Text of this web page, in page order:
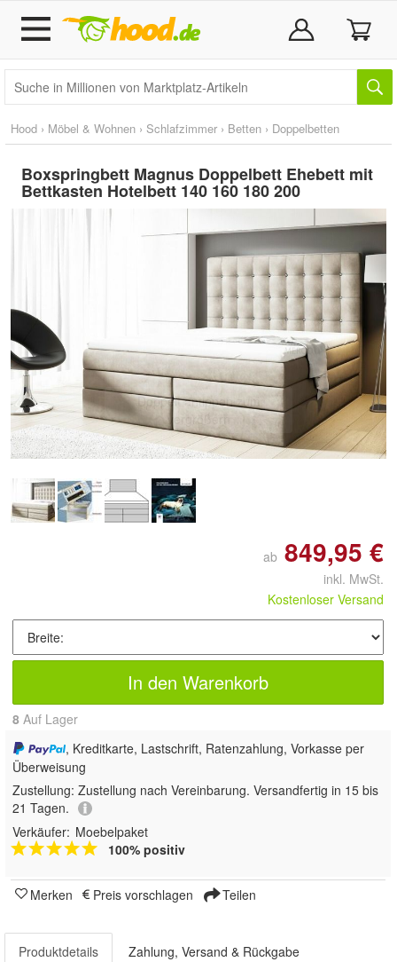
Hood › Möbel & Wohnen › Schlafzimmer › Betten › Doppelbetten
Boxspringbett Magnus Doppelbett Ehebett mit
Bettkasten Hotelbett 140 160 180 200
Doppelt antippen zum
vergrößern
ab 849,95 €
inkl. MwSt.
Kostenloser Versand
In den Warenkorb
8 Auf Lager
, Kreditkarte, Lastschrift, Ratenzahlung, Vorkasse per
Überweisung
Zustellung: Zustellung nach Vereinbarung. Versandfertig in 15 bis
21 Tagen.
Verkäufer: Moebelpaket
100% positiv
Merken Preis vorschlagen Teilen
Produktdetails Zahlung, Versand & Rückgabe